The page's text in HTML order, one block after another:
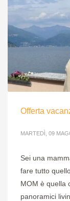
Offerta
MARTEDÌ, 09
Sei una
fare tutto
MOM è quella
panoramici